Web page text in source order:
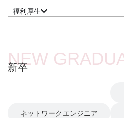
福利厚生
NEW
新卒
ネットワークエンジニア